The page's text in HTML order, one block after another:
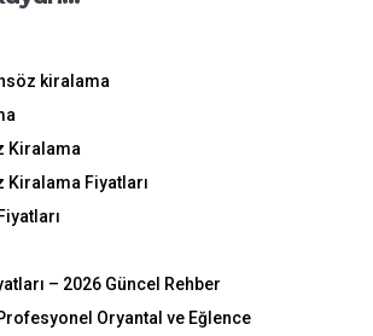
kiralama
Kiralama
Fiyatları
– 2026 Güncel Rehber
Oryantal ve Eğlence